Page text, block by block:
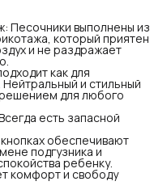
Песочники выполнены из
который приятен
и не раздражает
как для
Нейтральный и стильный
для любого
есть запасной
обеспечивают
подгузника и
ребенку.
комфорт и свободу